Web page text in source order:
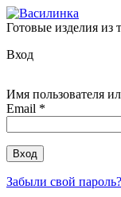
Skip
to
Готовые изделия из
Вход
Имя пользователя
Email *
Вход
Забыли свой пароль?